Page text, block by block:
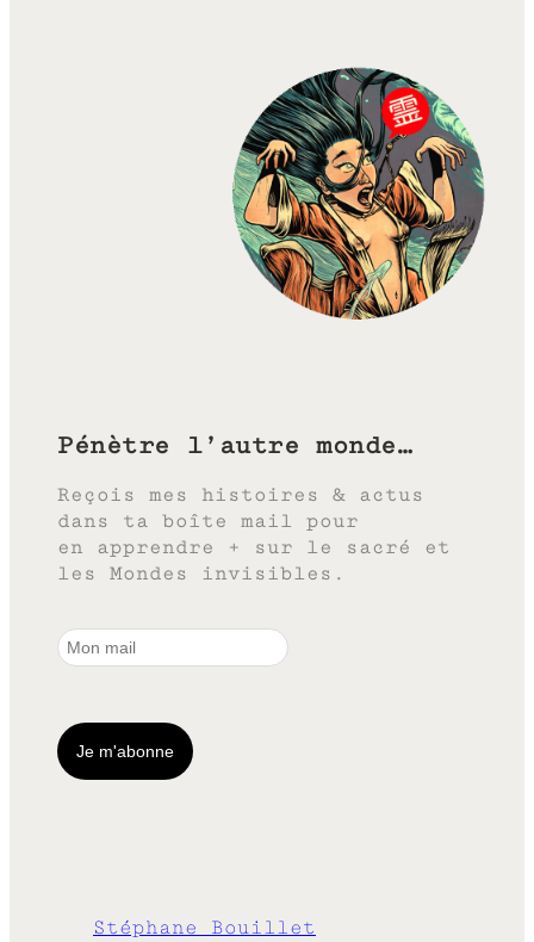
Pénètre l’autre monde…
Reçois mes histoires & actus
dans ta boîte mail pour
en apprendre + sur le sacré et
les Mondes invisibles.
Stéphane Bouillet